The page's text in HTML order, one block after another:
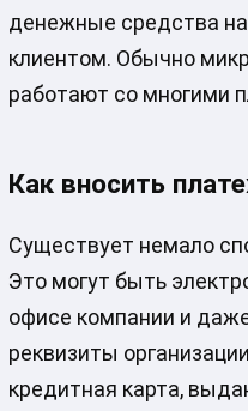
денежные средства
клиентом. Обычно
работают со многими
Как вносить
Существует немало
Это могут быть
офисе компании и
реквизиты
кредитная карта,